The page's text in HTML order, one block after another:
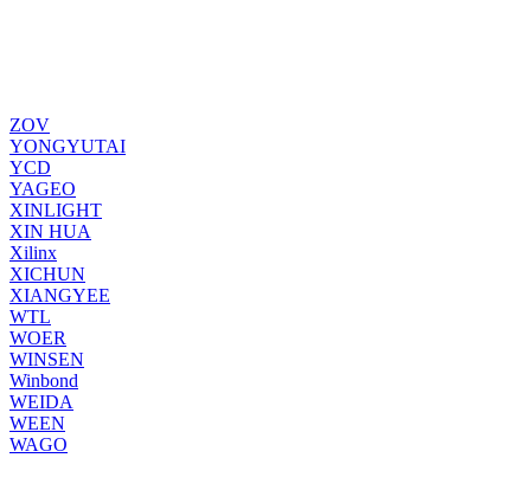
ZOV
YONGYUTAI
YCD
YAGEO
XINLIGHT
XIN HUA
Xilinx
XICHUN
XIANGYEE
WTL
WOER
WINSEN
Winbond
WEIDA
WEEN
WAGO